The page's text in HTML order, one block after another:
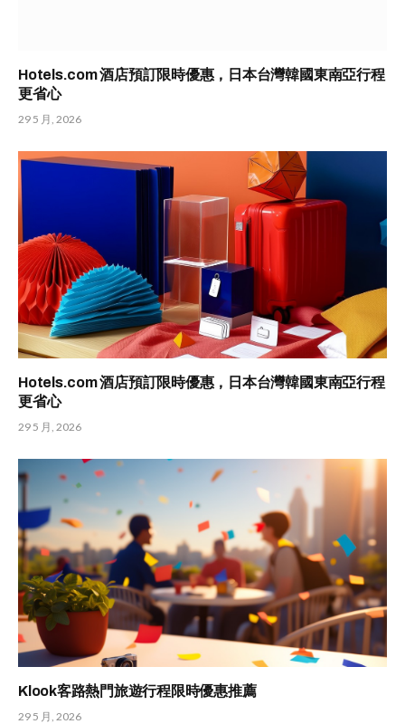
Hotels.com 酒店預訂限時優惠，日本台灣韓國東南亞行程
更省心
29 5 月, 2026
Hotels.com 酒店預訂限時優惠，日本台灣韓國東南亞行程
更省心
29 5 月, 2026
Klook客路熱門旅遊行程限時優惠推薦
29 5 月, 2026